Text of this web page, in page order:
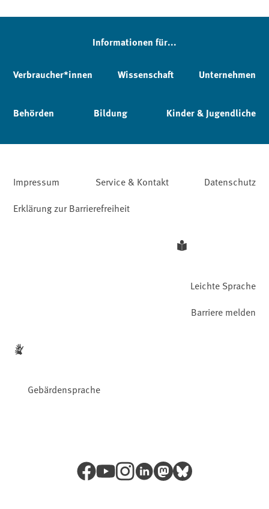
Informationen für...
Verbraucher*innen Wissenschaft Unternehmen
Behörden Bildung Kinder & Jugendliche
Impressum Service & Kontakt
Datenschutz
Erklärung zur Barrierefreiheit
Leichte Sprache
Gebärdensprache
Barriere melden